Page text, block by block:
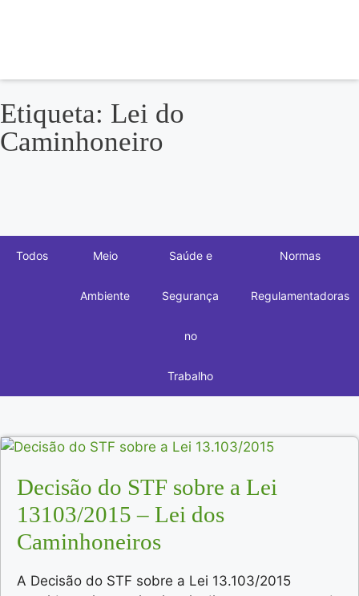
Etiqueta: Lei do
Caminhoneiro
Todos Meio
Ambiente
Saúde e
Segurança
no
Trabalho
Normas
Regulamentadoras
Decisão do STF sobre a Lei
13103/2015 – Lei dos
Caminhoneiros
A Decisão do STF sobre a Lei 13.103/2015